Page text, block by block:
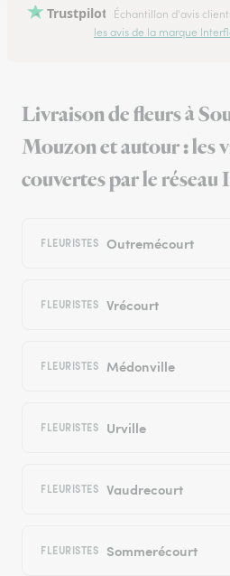
Trustpilot Échantillon d'avis
les avis de la marque
Livraison de fleurs à
Mouzon et autour : les
couvertes par le
FLEURISTES Outremécourt
FLEURISTES Vrécourt
FLEURISTES Médonville
FLEURISTES Urville
FLEURISTES Vaudrecourt
FLEURISTES Sommerécourt